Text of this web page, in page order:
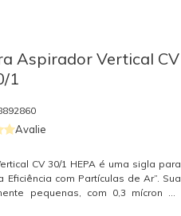
Aspirador Vertical CV
1
Avalie
CV 30/1 HEPA é uma sigla para
Eficiência com Partículas de Ar”. Sua
pequenas, com 0,3 mícron de
metro), o que faz com que consiga